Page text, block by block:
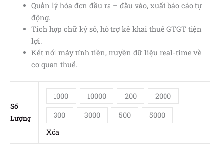
Quản lý hóa đơn đầu ra – đầu vào, xuất báo cáo tự
động.
Tích hợp chữ ký số, hỗ trợ kê khai thuế GTGT tiện
lợi.
Kết nối máy tính tiền, truyền dữ liệu real-time về
cơ quan thuế.
Số
Lượng
1000 10000 200 2000
300 3000 500
5000
Xóa